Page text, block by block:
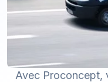
Avec Proconcept,